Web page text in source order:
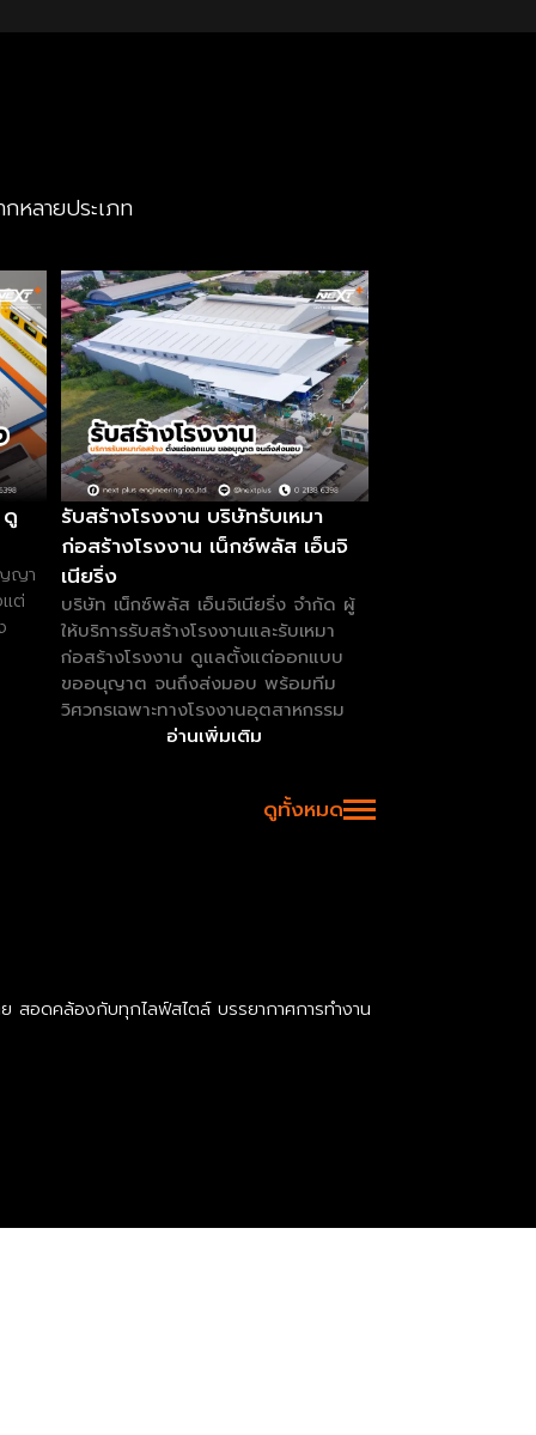
หลายประเภท
ญา
ต่
รับสร้างโรงงาน บริษัทรับเหมา
ก่อสร้างโรงงาน เน็กซ์พลัส เอ็นจิ
เนียริ่ง
บริษัท เน็กซ์พลัส เอ็นจิเนียริ่ง จำกัด ผู้
ให้บริการรับสร้างโรงงานและรับเหมา
ก่อสร้างโรงงาน ดูแลตั้งแต่ออกแบบ
ขออนุญาต จนถึงส่งมอบ พร้อมทีม
วิศวกรเฉพาะทางโรงงานอุตสาหกรรม
อ่านเพิ่มเติม
ดูทั้งหมด
สอดคล้องกับทุกไลฟ์สไตล์ บรรยากาศการทำงาน